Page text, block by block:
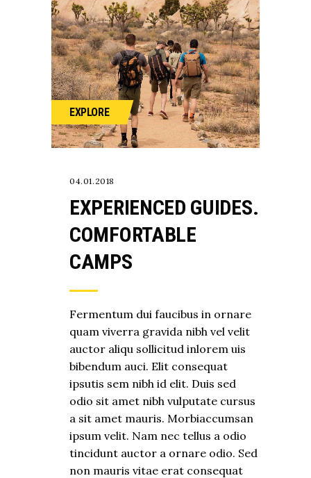
EXPLORE
04.01.2018
EXPERIENCED GUIDES.
COMFORTABLE
CAMPS
Fermentum dui faucibus in ornare
quam viverra gravida nibh vel velit
auctor aliqu sollicitud inlorem uis
bibendum auci. Elit consequat
ipsutis sem nibh id elit. Duis sed
odio sit amet nibh vulputate cursus
a sit amet mauris. Morbiaccumsan
ipsum velit. Nam nec tellus a odio
tincidunt auctor a ornare odio. Sed
non mauris vitae erat consequat